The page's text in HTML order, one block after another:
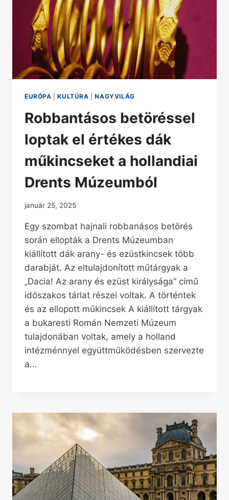
EURÓPA |KULTÚRA |NAGYVILÁG
Robbantásos betöréssel
loptak el értékes dák
műkincseket a hollandiai
Drents Múzeumból
január 25, 2025
Egy szombat hajnali robbanásos betörés
során ellopták a Drents Múzeumban
kiállított dák arany- és ezüstkincsek több
darabját. Az eltulajdonított műtárgyak a
„Dacia! Az arany és ezüst királysága” című
időszakos tárlat részei voltak. A történtek
és az ellopott műkincsek A kiállított tárgyak
a bukaresti Román Nemzeti Múzeum
tulajdonában voltak, amely a holland
intézménnyel együttműködésben szervezte
a…